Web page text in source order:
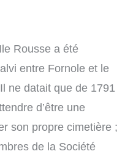
Rousse a été
entre Fornole et le
ne datait que de 1791
d’être une
son propre cimetière ;
de la Société